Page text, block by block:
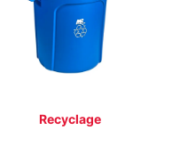
Recyclage